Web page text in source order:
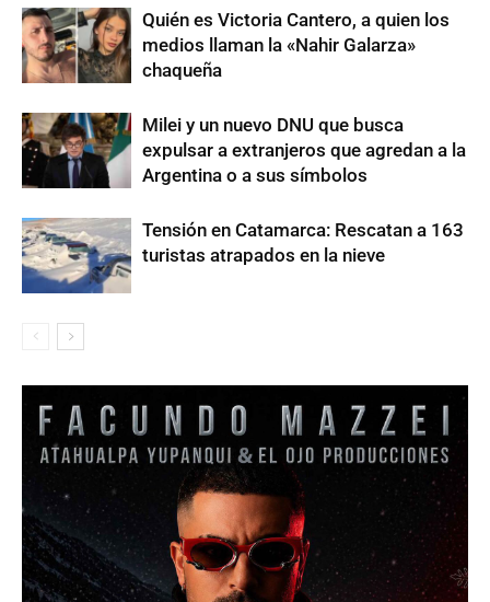
Quién es Victoria Cantero, a quien los
medios llaman la «Nahir Galarza»
chaqueña
Milei y un nuevo DNU que busca
expulsar a extranjeros que agredan a la
Argentina o a sus símbolos
Tensión en Catamarca: Rescatan a 163
turistas atrapados en la nieve